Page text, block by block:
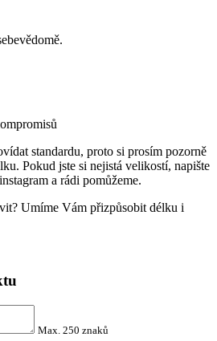
standardu, proto si prosím pozorně
Pokud jste si nejistá velikostí, napište
a rádi pomůžeme.
Umíme Vám přizpůsobit délku i
Max. 250 znaků